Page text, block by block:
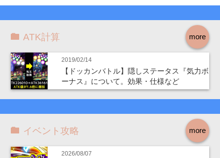
more
ATK計算
2019/02/14
【ドッカンバトル】隠しステータス『気力ボ
ーナス』について。効果・仕様など
more
イベント攻略
2026/08/07